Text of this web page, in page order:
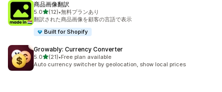
商品画像翻訳
5.05つ星中
(12)
合計レビュー数：12件
•無料プランあり
翻訳された商品画像を顧客の言語で表示
Built for Shopify
Growably: Currency Converter
5.05つ星中
(21)
合計レビュー数：21件
•Free plan available
Auto currency switcher by geolocation, show local prices